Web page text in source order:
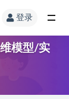
登录
模型/实